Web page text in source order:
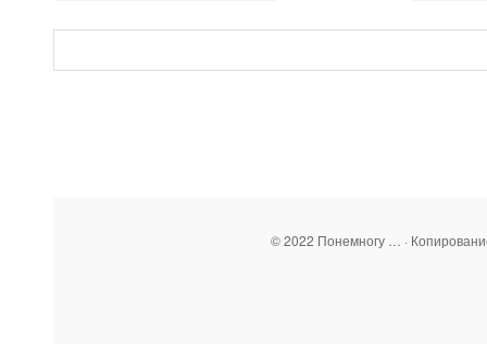
© 2022 Понемногу … ·